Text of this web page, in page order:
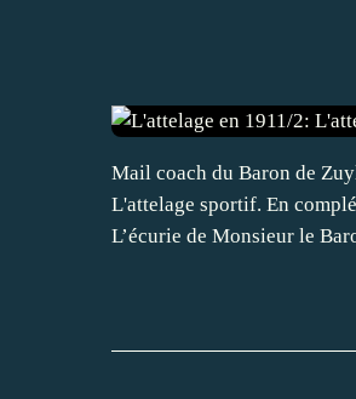
Mail coach du Baron de
L'attelage sportif. En
L’écurie de Monsieur le